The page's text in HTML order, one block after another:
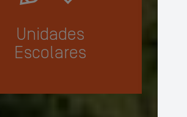
Unidades
Escolares